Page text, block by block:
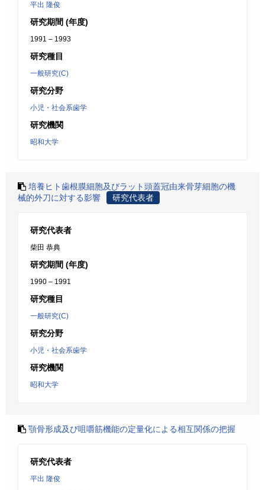
平出 隆俊
研究期間 (年度)
1991 – 1993
研究種目
一般研究(C)
研究分野
小児・社会系歯学
研究機関
昭和大学
培養ヒト歯根膜細胞及びラット頭蓋冠由来骨芽細胞の機
械的外刀に対する影響
研究代表者
研究代表者
柴田 恭典
研究期間 (年度)
1990 – 1991
研究種目
一般研究(C)
研究分野
小児・社会系歯学
研究機関
昭和大学
顎骨形成及び咀嚼筋機能の定量化による相互関係の把握
研究代表者
平出 隆俊